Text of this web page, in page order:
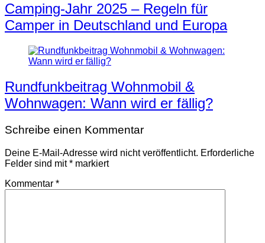
Camping-Jahr 2025 – Regeln für
Camper in Deutschland und Europa
Rundfunkbeitrag Wohnmobil &
Wohnwagen: Wann wird er fällig?
Schreibe einen Kommentar
Deine E-Mail-Adresse wird nicht veröffentlicht. Erforderliche
Felder sind mit* markiert
Kommentar *